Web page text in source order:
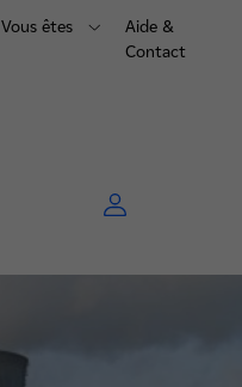
Vous êtes
Aide &
Contact